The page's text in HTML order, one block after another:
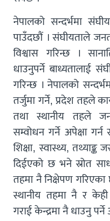
नेपालको सन्दर्भमा
पाउँदछौं । संघीयताले
विश्वास गरिन्छ ।
धाउनुपर्ने बाध्यतालाई
गरिन्छ । नेपालको
तर्जुमा गर्ने, प्रदेश तहले
तथा स्थानीय तहले
सम्वोधन गर्ने अपेक्षा
शिक्षा, स्वास्थ्य,
दिईएको छ भने स्रोत
तहमा नै निक्षेपण
स्थानीय तहमा नै र
गराई केन्द्रमा नै धाउनु